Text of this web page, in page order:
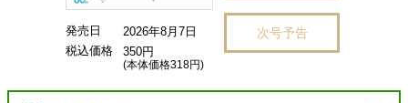
発売日
2026年8月7日
税込価格
350円
(本体価格318円)
次号予告